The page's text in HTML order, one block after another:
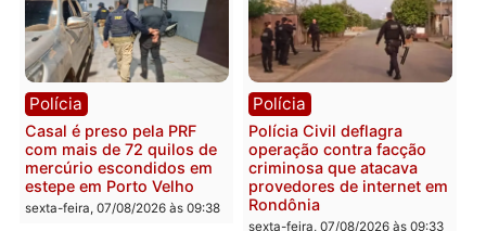
Marcos Rogério apresenta
Plano de Governo com
228 projetos, metas
públicas e
acompanhamento de
resultados
sexta-feira, 07/08/2026 às 18:49
Eleições 2026: Pastor
Evanildo pode ser o
primeiro pastor de
Rondônia na Câmara
Federal
sexta-feira, 07/08/2026 às